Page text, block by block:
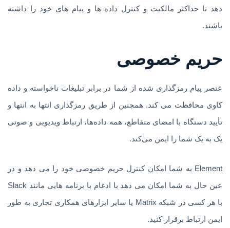
دهد تا حداکثر مالکیت و کنترل داده ها و پیام های خود را داشته
باشند.
حریم خصوصی
عنصر پیام رمزگذاری شده از شما در برابر تبلیغات ناخواسته و داده
کاوی محافظت می کند. همچنین از طریق رمزگذاری انتها به انتها و
تأیید دستگاه با امضای متقاطع، همه داده‌ها، ارتباط ویدیویی و صوتی
یک به یک شما را ایمن می‌کند.
Element به شما امکان کنترل حریم خصوصی خود را می دهد و در
عین حال به شما امکان می دهد با ادغام با برنامه هایی مانند Slack
با هر کسی در شبکه Matrix یا سایر ابزارهای همکاری تجاری به طور
ایمن ارتباط برقرار کنید.